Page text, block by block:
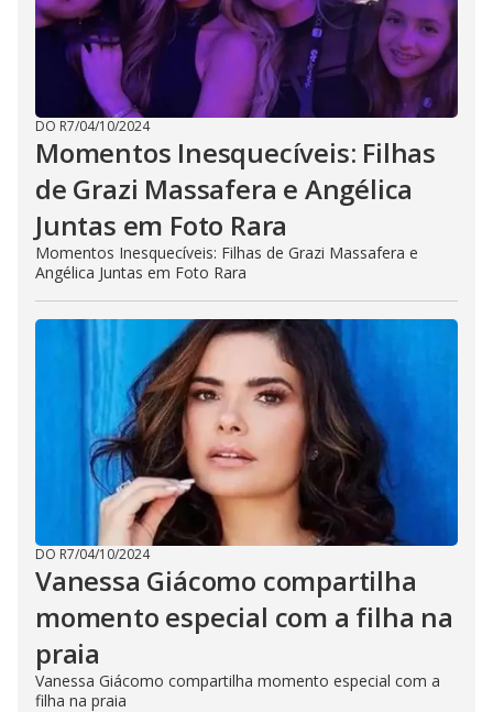
DO R7/04/10/2024
Momentos Inesquecíveis: Filhas
de Grazi Massafera e Angélica
Juntas em Foto Rara
Momentos Inesquecíveis: Filhas de Grazi Massafera e
Angélica Juntas em Foto Rara
DO R7/04/10/2024
Vanessa Giácomo compartilha
momento especial com a filha na
praia
Vanessa Giácomo compartilha momento especial com a
filha na praia